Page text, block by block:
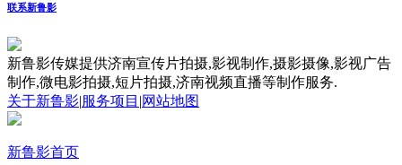
联系新鲁影
新鲁影传媒提供济南宣传片拍摄,影视制作,摄影摄像,影视广告
制作,微电影拍摄,短片拍摄,济南视频直播等制作服务.
关于新鲁影|服务项目 |网站地图
新鲁影首页